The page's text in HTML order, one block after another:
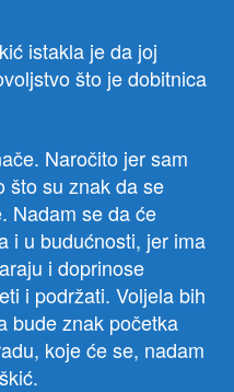
istakla je da joj
što je dobitnica
Naročito jer sam
što su znak da se
Nadam se da će
i u budućnosti, jer ima
i doprinose
i podržati. Voljela bih
bude znak početka
koje će se, nadam